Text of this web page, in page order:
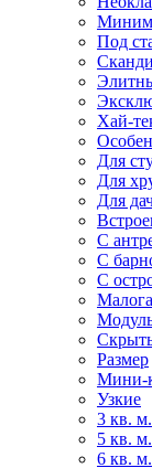
Под
Хай-
Для
Для
Для
С
С
С
Размер
Мини-
Узкие
3 кв. м.
5 кв. м.
6 кв. м.